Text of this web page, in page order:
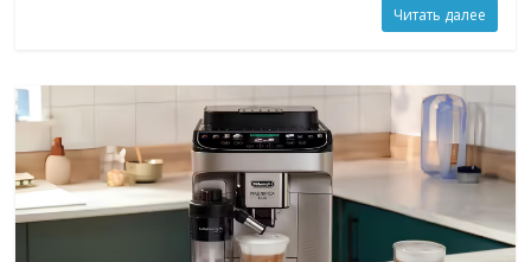
Читать далее